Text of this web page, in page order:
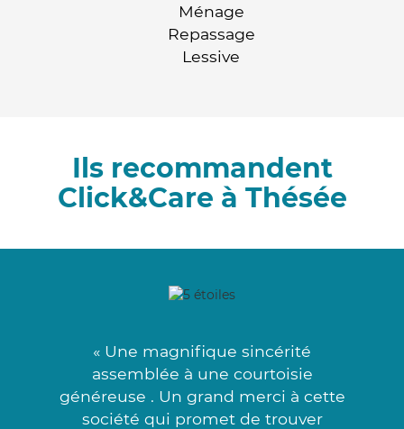
Ménage
Repassage
Lessive
Ils recommandent
Click&Care à Thésée
« Une magnifique sincérité
assemblée à une courtoisie
généreuse . Un grand merci à cette
société qui promet de trouver